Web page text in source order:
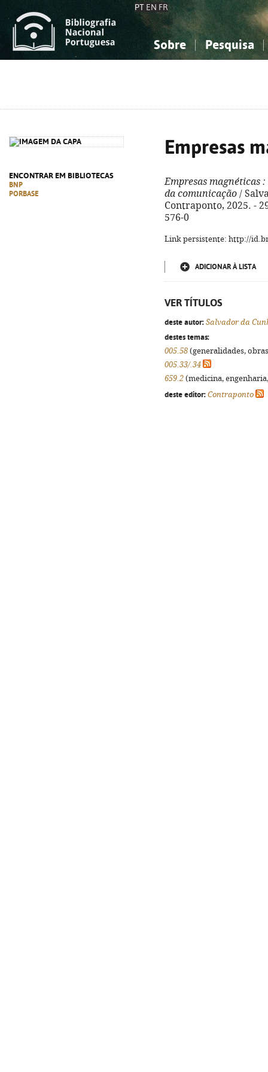
PT EN FR
Sobre Pesquisa
ENCONTRAR EM BIBLIOTECAS
BNP
PORBASE
Empresas
Empresas magnéticas :
da comunicação /
Contraponto, 2025. -
576-0
Link persistente: http://
ADICIONAR À LISTA
VER TÍTULOS
deste autor: Salvador da
destes temas:
005.58 (generalidades,
005.33/.34
659.2 (medicina,
deste editor: Contraponto